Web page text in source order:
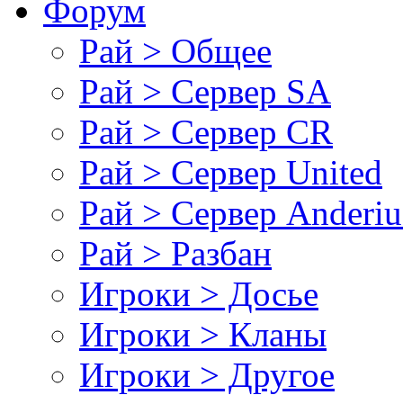
Форум
Рай > Общее
Рай > Сервер SA
Рай > Сервер CR
Рай > Сервер United
Рай > Сервер
Рай > Разбан
Игроки > Досье
Игроки > Кланы
Игроки > Другое